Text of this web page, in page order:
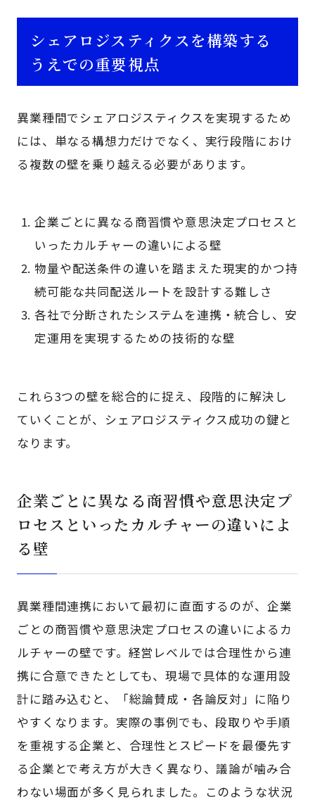
シェアロジスティクスを構築する
うえでの重要視点
異業種間でシェアロジスティクスを実現するため
には、単なる構想力だけでなく、実行段階におけ
る複数の壁を乗り越える必要があります。
企業ごとに異なる商習慣や意思決定プロセスと
いったカルチャーの違いによる壁
物量や配送条件の違いを踏まえた現実的かつ持
続可能な共同配送ルートを設計する難しさ
各社で分断されたシステムを連携・統合し、安
定運用を実現するための技術的な壁
これら3つの壁を総合的に捉え、段階的に解決し
ていくことが、シェアロジスティクス成功の鍵と
なります。
企業ごとに異なる商習慣や意思決定プ
ロセスといったカルチャーの違いによ
る壁
異業種間連携において最初に直面するのが、企業
ごとの商習慣や意思決定プロセスの違いによるカ
ルチャーの壁です。経営レベルでは合理性から連
携に合意できたとしても、現場で具体的な運用設
計に踏み込むと、「総論賛成・各論反対」に陥り
やすくなります。実際の事例でも、段取りや手順
を重視する企業と、合理性とスピードを最優先す
る企業とで考え方が大きく異なり、議論が噛み合
わない場面が多く見られました。このような状況